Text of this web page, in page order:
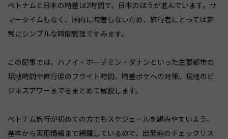
ベトナムと日本の時差は2時間で、日本のほうが進んでいます。サ
マータイムもなく、国内に時差もないため、旅行者にとっては非
常にシンプルな時間管理ですみます。
この記事では、ハノイ・ホーチミン・ダナンといった主要都市の
現地時間や直行便のフライト時間、時差ボケへの対策、現地のビ
ジネスアワーまでをまとめて解説します。
ベトナム旅行が初めての方でもスケジュールを組みやすいよう、
基本から実用情報まで網羅しているので、出発前のチェックリス